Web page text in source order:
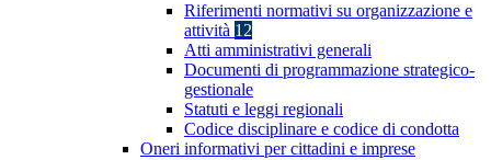
Riferimenti normativi su organizzazione e
attività 12
Atti amministrativi generali
Documenti di programmazione strategico-
gestionale
Statuti e leggi regionali
Codice disciplinare e codice di condotta
Oneri informativi per cittadini e imprese